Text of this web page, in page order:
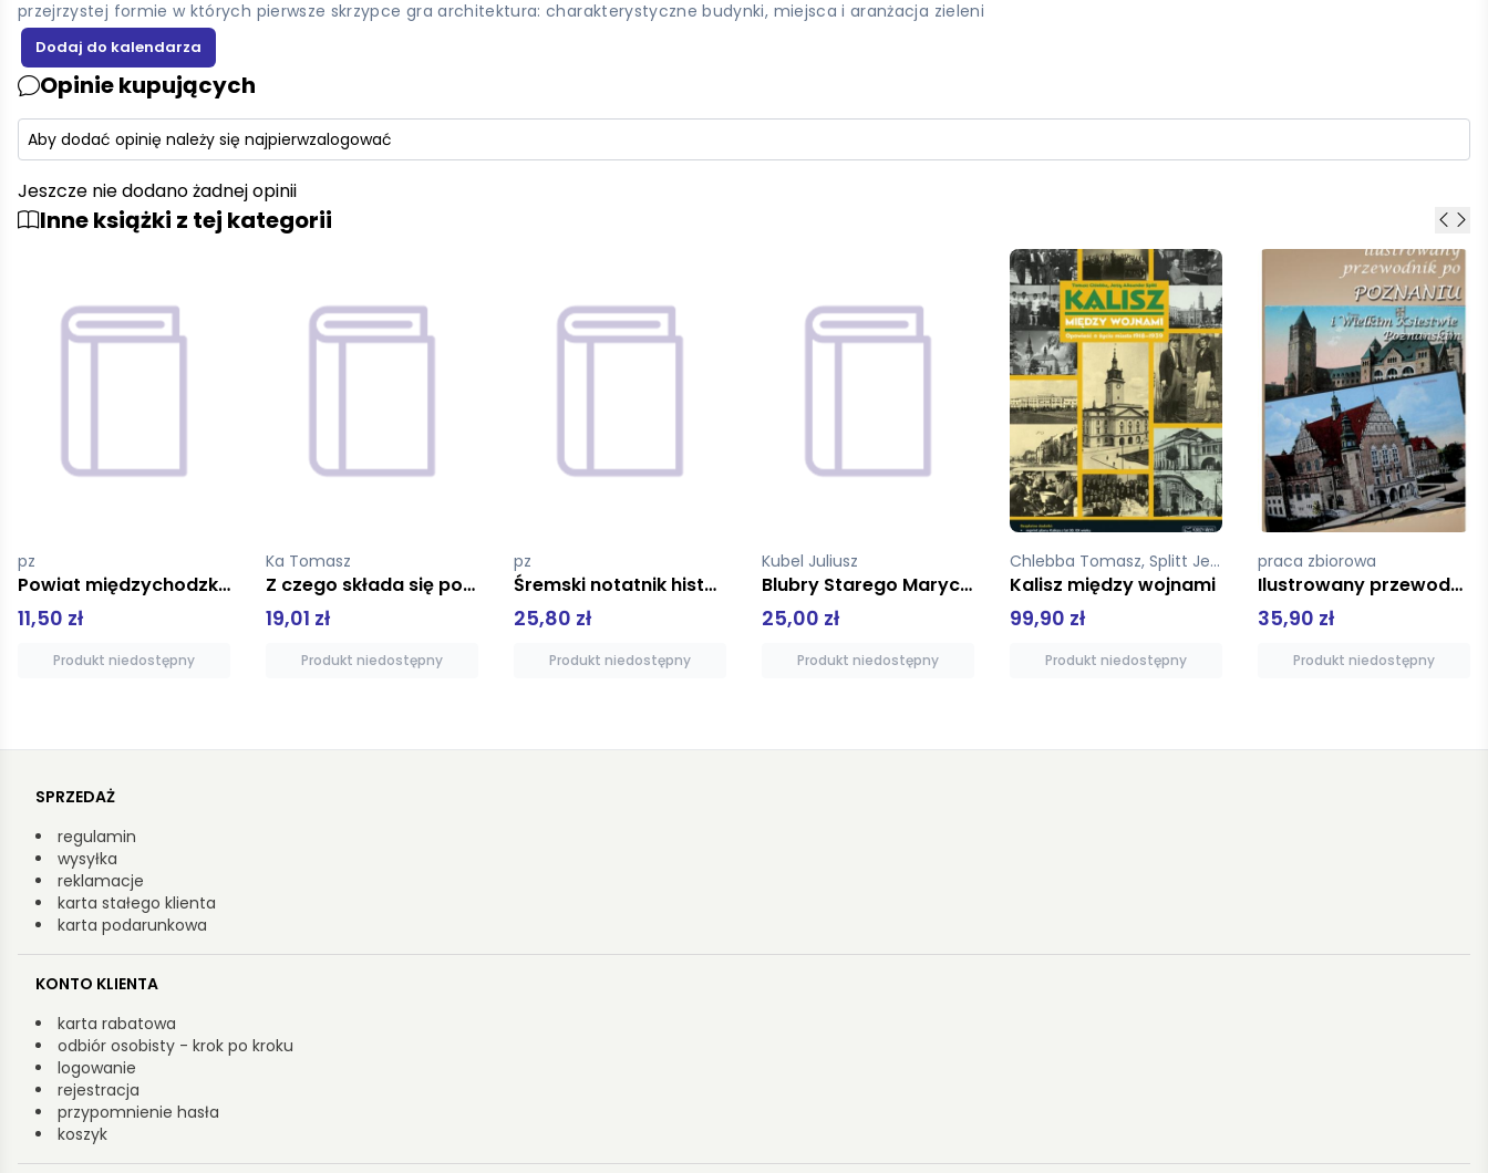
przejrzystej formie w których pierwsze skrzypce gra architektura: charakterystyczne budynki, miejsca i aranżacja zieleni
Opinie kupujących
Aby dodać opinię należy się najpierwzalogować
Jeszcze nie dodano żadnej opinii
Inne książki z tej kategorii
Ka Tomasz
Z czego składa się poznaniak.
19,01 zł
Produkt niedostępny
pz
Śremski notatnik historyczny 25/26 2021
25,80 zł
Produkt niedostępny
Kubel Juliusz
Blubry Starego Marycha
25,00 zł
Produkt niedostępny
Kalisz między wojnami
99,90 zł
Produkt niedostępny
praca zbiorowa
Ilustrowany przewodnik po Poznaniu i Wielkim Księstwie Poznańskim z 1909 r.
35,90 zł
Produkt niedostępny
Panowicz Tadeusz
Gniezno i okolice. Unikatowe rysunki
50,00 zł
Dodaj do koszyka
SPRZEDAŻ
regulamin
wysyłka
reklamacje
karta stałego klienta
karta podarunkowa
KONTO KLIENTA
karta rabatowa
odbiór osobisty - krok po kroku
logowanie
rejestracja
przypomnienie hasła
koszyk